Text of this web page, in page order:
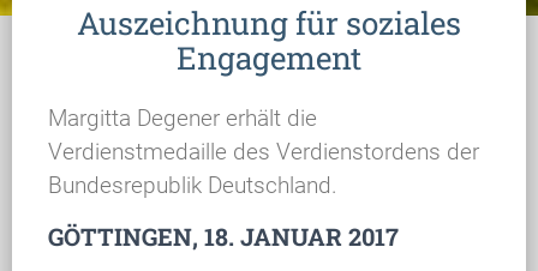
Auszeichnung für soziales
Engagement
Margitta Degener erhält die
Verdienstmedaille des Verdienstordens der
Bundesrepublik Deutschland.
GÖTTINGEN, 18. JANUAR 2017